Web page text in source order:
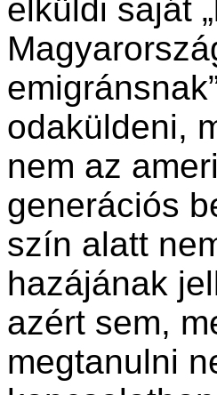
elküldi saját
odaküldeni,
nem az
generációs
szín alatt
hazájának
azért sem,
megtanulni